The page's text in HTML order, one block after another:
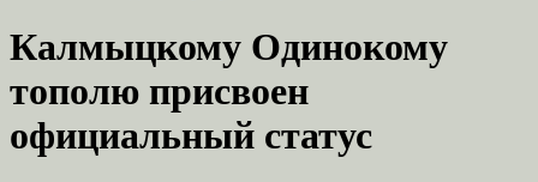
Калмыцкому Одинокому
тополю присвоен
официальный статус